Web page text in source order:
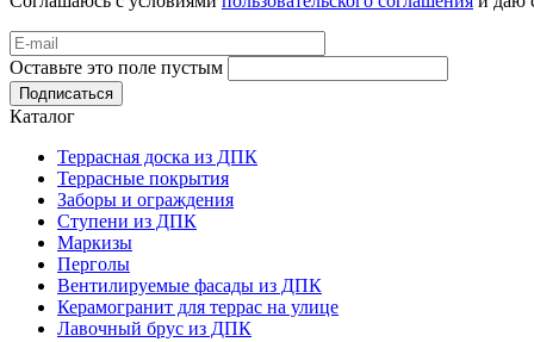
Оставьте это поле пустым
Подписаться
Каталог
Террасная доска из ДПК
Террасные покрытия
Заборы и ограждения
Ступени из ДПК
Маркизы
Перголы
Вентилируемые фасады из ДПК
Керамогранит для террас на улице
Лавочный брус из ДПК